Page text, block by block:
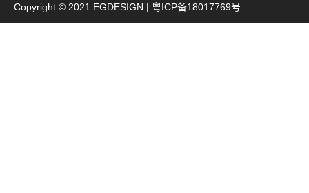
Copyright © 2021 EGDESIGN | 粤ICP备18017769号